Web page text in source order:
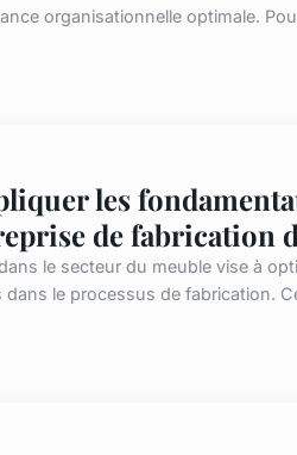
organisationnelle optimale.
les
de fabrication
le secteur du meuble vise à
dans le processus de fabrication.